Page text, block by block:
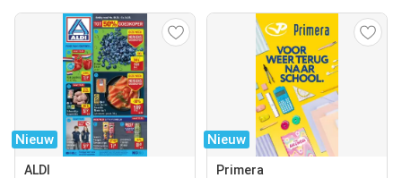
Nieuw
ALDI
Nieuw
Primera